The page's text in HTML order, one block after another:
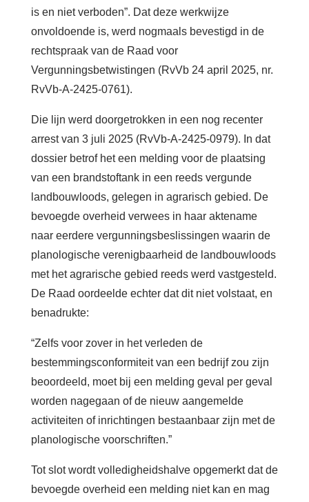
is en niet verboden”. Dat deze werkwijze
onvoldoende is, werd nogmaals bevestigd in de
rechtspraak van de Raad voor
Vergunningsbetwistingen (RvVb 24 april 2025, nr.
RvVb-A-2425-0761).
Die lijn werd doorgetrokken in een nog recenter
arrest van 3 juli 2025 (RvVb-A-2425-0979). In dat
dossier betrof het een melding voor de plaatsing
van een brandstoftank in een reeds vergunde
landbouwloods, gelegen in agrarisch gebied. De
bevoegde overheid verwees in haar aktename
naar eerdere vergunningsbeslissingen waarin de
planologische verenigbaarheid de landbouwloods
met het agrarische gebied reeds werd vastgesteld.
De Raad oordeelde echter dat dit niet volstaat, en
benadrukte:
“Zelfs voor zover in het verleden de
bestemmingsconformiteit van een bedrijf zou zijn
beoordeeld, moet bij een melding geval per geval
worden nagegaan of de nieuw aangemelde
activiteiten of inrichtingen bestaanbaar zijn met de
planologische voorschriften.”
Tot slot wordt volledigheidshalve opgemerkt dat de
bevoegde overheid een melding niet kan en mag